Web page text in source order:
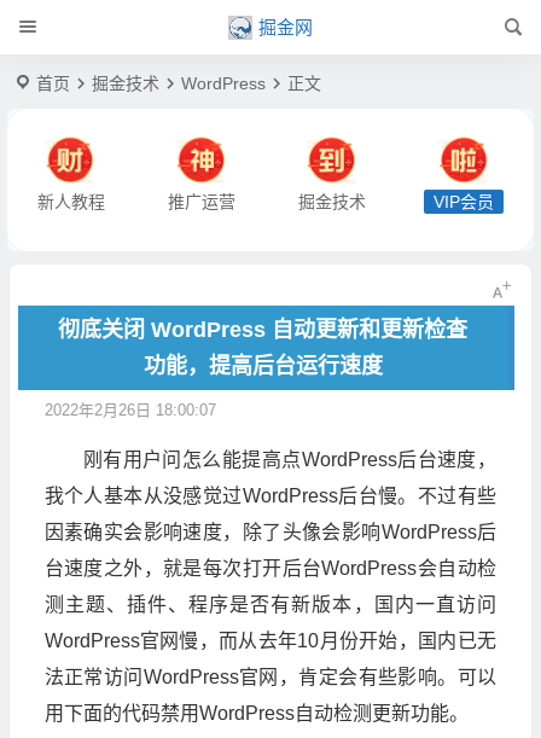
掘金网
首页 掘金技术 WordPress 正文
新人教程 推广运营 掘金技术 VIP会员
彻底关闭 WordPress 自动更新和更新检查
功能，提高后台运行速度
2022年2月26日 18:00:07
刚有用户问怎么能提高点WordPress后台速度，
我个人基本从没感觉过WordPress后台慢。不过有些
因素确实会影响速度，除了头像会影响WordPress后
台速度之外，就是每次打开后台WordPress会自动检
测主题、插件、程序是否有新版本，国内一直访问
WordPress官网慢，而从去年10月份开始，国内已无
法正常访问WordPress官网，肯定会有些影响。可以
用下面的代码禁用WordPress自动检测更新功能。